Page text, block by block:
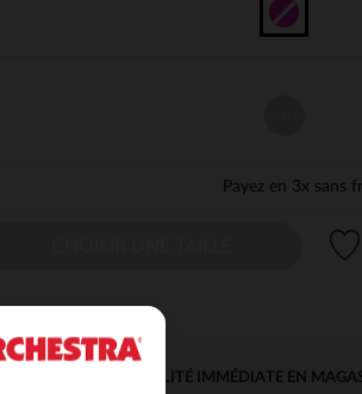
Payez en 3x sans
DISPONIBILITÉ IMMÉDIATE EN